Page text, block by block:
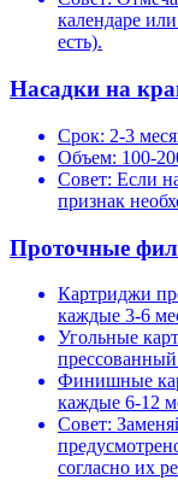
календаре
есть).
Насадки на
Срок: 2-3
Объем: 100-
Совет: Если
признак
Проточные
Картриджи
каждые 3-6
Угольные
Финишные
каждые 6-12
Совет:
согласно их